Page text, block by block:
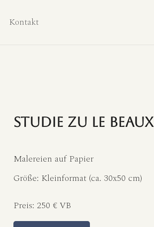
Kontakt
Studie zu Le Beaux
Malereien auf Papier
Größe: Kleinformat (ca. 30x50 cm)
Preis: 250 € VB